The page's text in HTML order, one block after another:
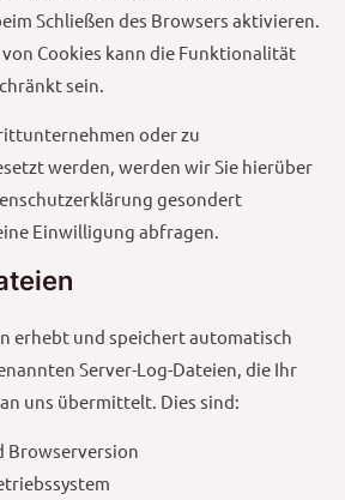
Schließen des Browsers aktivieren.
Cookies kann die Funktionalität
sein.
oder zu
werden, werden wir Sie hierüber
gesondert
Einwilligung abfragen.
erhebt und speichert automatisch
Server-Log-Dateien, die Ihr
uns übermittelt. Dies sind:
Browserversion